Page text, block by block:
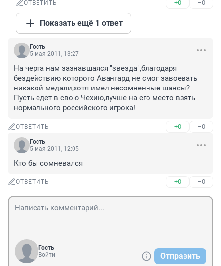
ОТВЕТИТЬ +0 –0
Показать ещё 1 ответ
Гость
5 мая 2011, 13:27
На черта нам зазнавшаяся "звезда",благодаря
бездействию которого Авангард не смог завоевать
никакой медали,хотя имел несомненные шансы?
Пусть едет в свою Чехию,лучше на его место взять
нормального российского игрока!
ОТВЕТИТЬ +0 –0
Гость
5 мая 2011, 12:05
Кто бы сомневался
ОТВЕТИТЬ +0 –0
Гость
Войти
Отправить